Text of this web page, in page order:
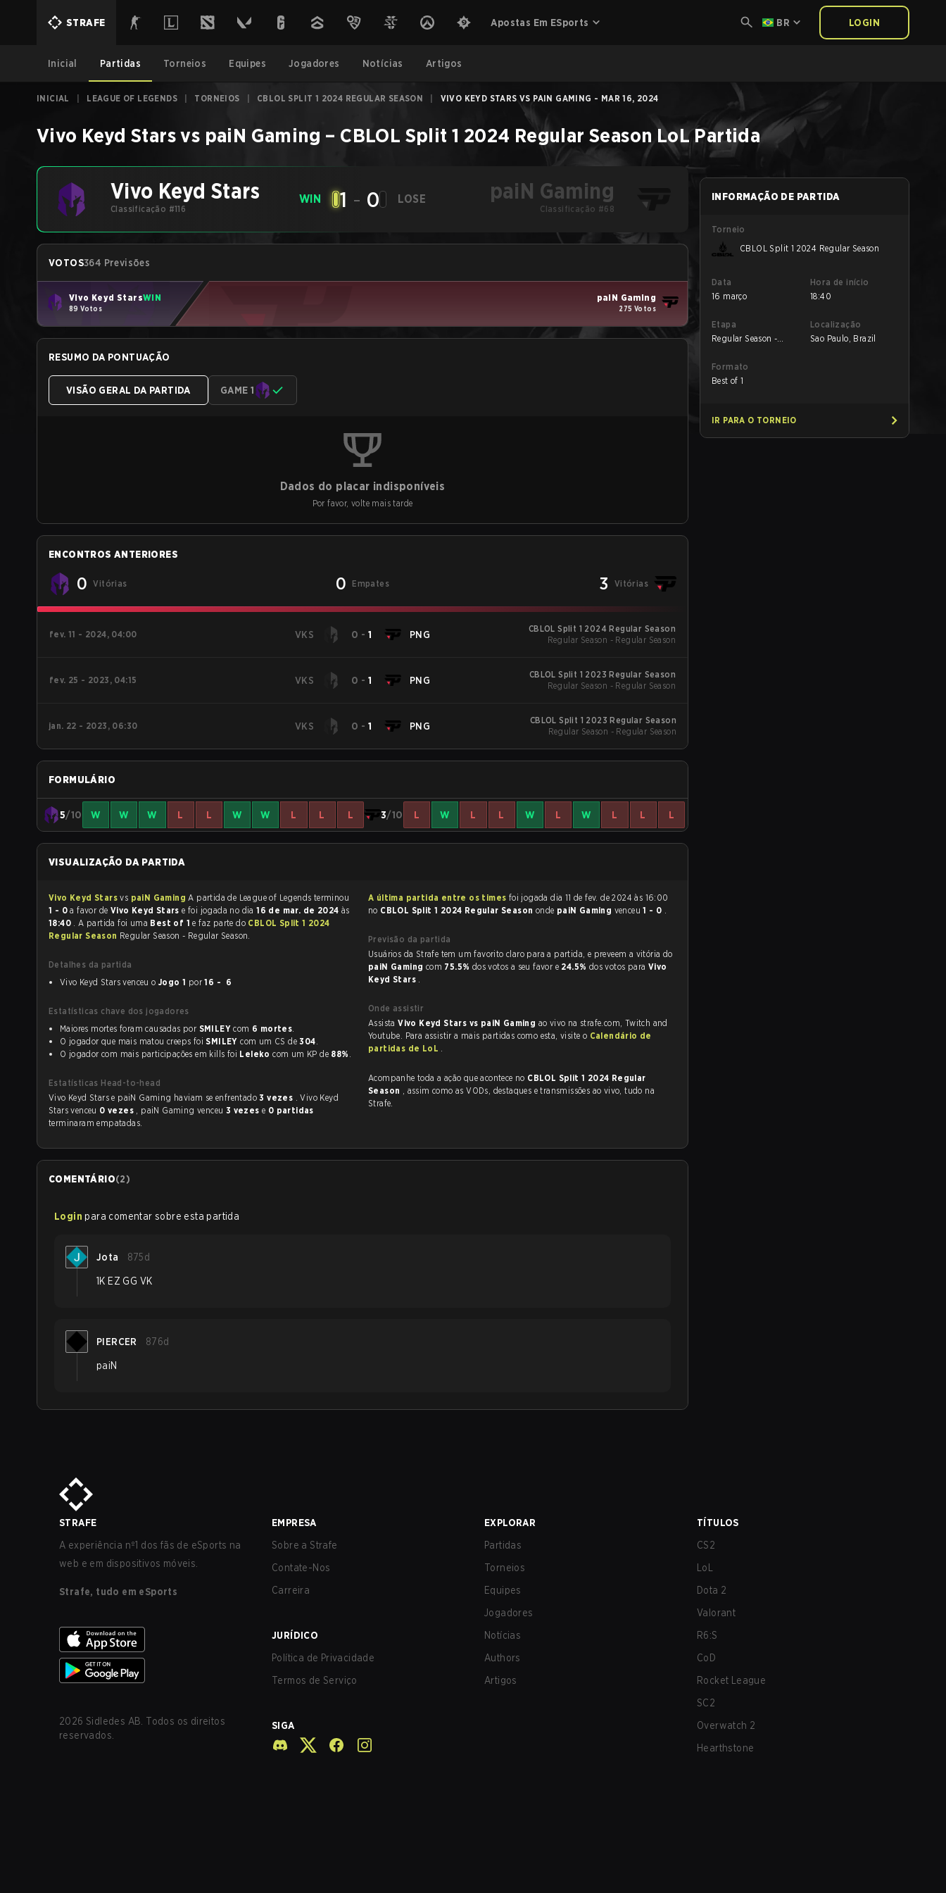
STRAFE Apostas Em ESports BR LOGIN
Inicial Partidas Torneios Equipes Jogadores Notícias Artigos
INICIAL LEAGUE OF LEGENDS TORNEIOS CBLOL SPLIT 1 2024 REGULAR SEASON VIVO KEYD STARS VS PAIN GAMING - MAR 16, 2024
Vivo Keyd Starsvs paiN Gaming – CBLOL Split 1 2024 Regular Season LoL Partida
Vivo Keyd Stars
Classificação #116
WIN 1 - 0 LOSE paiN Gaming
Classificação #68
VOTOS364 Previsões
Vivo Keyd StarsWIN
89 Votos
paiN Gaming
275 Votos
RESUMO DA PONTUAÇÃO
VISÃO GERAL DA PARTIDA GAME 1
Dados do placar indisponíveis
Por favor, volte mais tarde
ENCONTROS ANTERIORES
0 Vitórias 0 Empates 3 Vitórias
fev. 11 - 2024, 04:00 VKS 0 -1 PNG
CBLOL Split 1 2024 Regular Season
Regular Season - Regular Season
fev. 25 - 2023, 04:15 VKS 0 -1 PNG
CBLOL Split 1 2023 Regular Season
Regular Season - Regular Season
jan. 22 - 2023, 06:30 VKS 0 -1 PNG
CBLOL Split 1 2023 Regular Season
Regular Season - Regular Season
FORMULÁRIO
5/10 W W W L L W W L L L 3/10 L W L L W L W L L L
VISUALIZAÇÃO DA PARTIDA
Vivo Keyd Starsvs paiN Gaming
A partida de League of Legends terminou
1 - 0 a favor de Vivo Keyd Stars e foi jogada no dia16 de mar. de 2024 às
18:40 . A partida foi uma Best of 1e faz parte do CBLOL Split 1 2024
Regular Season Regular Season - Regular Season.
Detalhes da partida
Vivo Keyd Stars venceu o Jogo 1 por 16 - 6
Estatísticas chave dos jogadores
Maiores mortes foram causadas por SMILEYcom 6 mortes.
O jogador que mais matou creeps foiSMILEY com um CS de304.
O jogador com mais participações em kills foi Leleko com um KP de 88% .
Estatísticas Head-to-head
Vivo Keyd Stars e paiN Gaming haviam se enfrentado3 vezes . Vivo Keyd
Stars venceu 0 vezes , paiN Gaming venceu 3 vezes e 0 partidas
terminaram empatadas.
A última partida entre os times
no CBLOL Split 1 2024 Regular Season onde paiN Gaming venceu1 - 0 .
Previsão da partida
Usuários da Strafe tem um favorito claro para a partida, e preveem a vitória do
paiN Gaming com 75.5% dos votos a seu favor e 24.5% dos votos para Vivo
Keyd Stars .
Onde assistir
AssistaVivo Keyd Stars vs paiN Gaming ao vivo na strafe.com, Twitch and
Youtube. Para assistir a mais partidas como esta, visite o Calendário de
partidas de LoL .
Acompanhe toda a ação que acontece no CBLOL Split 1 2024 Regular
Season , assim como as VODs, destaques e transmissões ao vivo, tudo na
Strafe.
COMENTÁRIO(2)
Login para comentar sobre esta partida
Jota 875d
1K EZ GG VK
PIERCER 876d
paiN
INFORMAÇÃO DE PARTIDA
Torneio
CBLOL Split 1 2024 Regular Season
Data
16 março
Hora de início
18:40
Etapa
Regular Season -
Localização
Sao Paulo, Brazil
Formato
Best of 1
IR PARA O TORNEIO
STRAFE
A experiência nº1 dos fãs de eSports na
web e em dispositivos móveis.
Strafe, tudo em eSports
2026 Sidledes AB. Todos os direitos
reservados.
EMPRESA
Sobre a Strafe
Contate-Nos
Carreira
JURÍDICO
Política de Privacidade
Termos de Serviço
SIGA
EXPLORAR
Partidas
Torneios
Equipes
Jogadores
Notícias
Authors
Artigos
TÍTULOS
CS2
LoL
Dota 2
Valorant
R6:S
CoD
Rocket League
SC2
Overwatch 2
Hearthstone